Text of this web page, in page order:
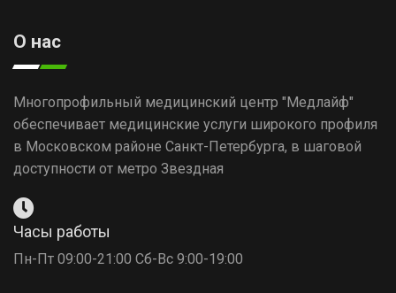
О нас
Многопрофильный медицинский центр "Медлайф"
обеспечивает медицинские услуги широкого профиля
в Московском районе Санкт-Петербурга, в шаговой
доступности от метро Звездная
Часы работы
Пн-Пт 09:00-21:00 Сб-Вс 9:00-19:00